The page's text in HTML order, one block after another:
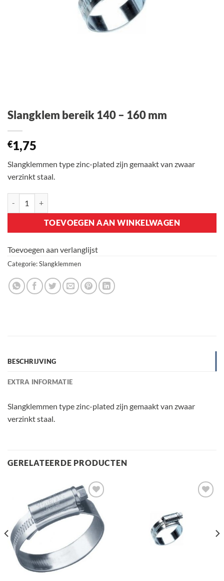
Slangklem bereik 140 – 160 mm
€1,75
Slangklemmen type zinc-plated zijn gemaakt van zwaar
verzinkt staal.
TOEVOEGEN AAN WINKELWAGEN
Toevoegen aan verlanglijst
Categorie:Slangklemmen
BESCHRIJVING
EXTRA INFORMATIE
Slangklemmen type zinc-plated zijn gemaakt van zwaar
verzinkt staal.
GERELATEERDE PRODUCTEN
Toevoegen
aan
verlanglijst